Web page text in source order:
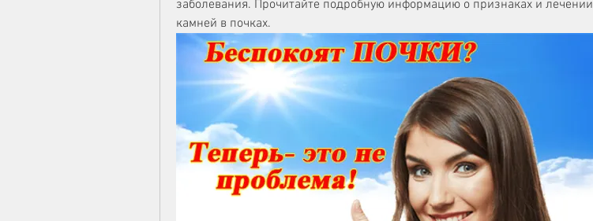
заболевания. Прочитайте подробную информацию о признаках и лечении
камней в почках.